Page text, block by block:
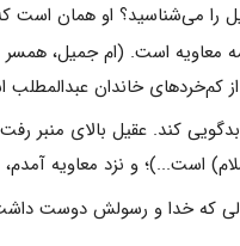
را می‌شناسید؟ او همان است
معاویه است. (ام جمیل، همسر
خاندان عبدالمطلب
بدگویی کند. عقیل بالای
است...)؛ و نزد معاویه
که خدا و رسولش دوست